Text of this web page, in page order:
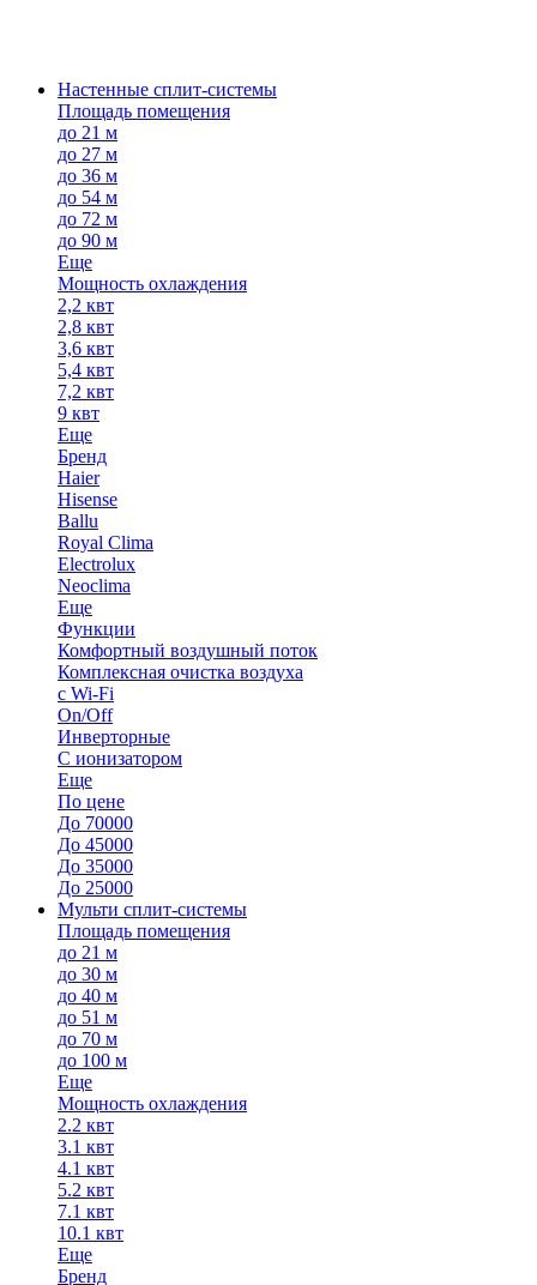
Настенные сплит-системы
Площадь помещения
до 21 м
до 27 м
до 36 м
до 54 м
до 72 м
до 90 м
Еще
Мощность охлаждения
2,2 квт
2,8 квт
3,6 квт
5,4 квт
7,2 квт
9 квт
Еще
Бренд
Haier
Hisense
Ballu
Royal Clima
Electrolux
Neoclima
Еще
Функции
Комфортный воздушный поток
Комплексная очистка воздуха
с Wi-Fi
On/Off
Инверторные
С ионизатором
Еще
По цене
До 70000
До 45000
До 35000
До 25000
Мульти сплит-системы
Площадь помещения
до 21 м
до 30 м
до 40 м
до 51 м
до 70 м
до 100 м
Еще
Мощность охлаждения
2.2 квт
3.1 квт
4.1 квт
5.2 квт
7.1 квт
10.1 квт
Еще
Бренд